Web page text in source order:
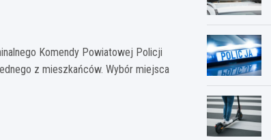
Komendy Powiatowej Policji
z mieszkańców. Wybór miejsca